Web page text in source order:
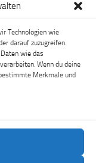
Technologien wie
darauf zuzugreifen.
wie das
Wenn du deine
Merkmale und